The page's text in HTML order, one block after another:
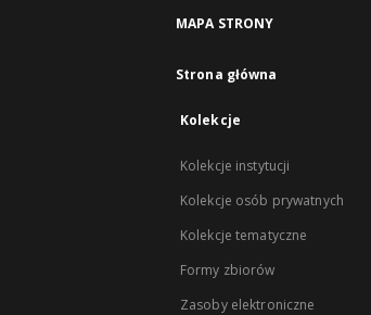
MAPA STRONY
Strona główna
Kolekcje
Kolekcje instytucji
Kolekcje osób prywatnych
Kolekcje tematyczne
Formy zbiorów
Zasoby elektroniczne